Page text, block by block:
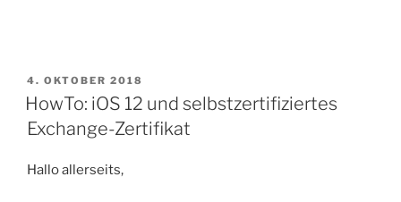
VERÖFFENTLICHT
AM
4. OKTOBER 2018
HowTo: iOS 12 und selbstzertifiziertes
Exchange-Zertifikat
Hallo allerseits,